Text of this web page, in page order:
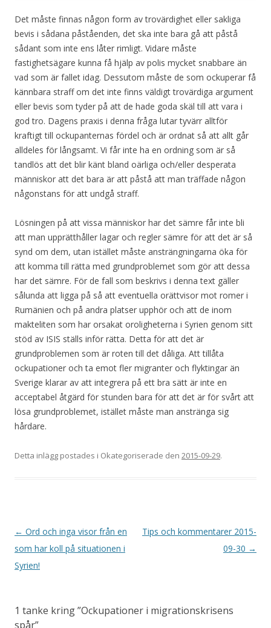
Det måste finnas någon form av trovärdighet eller sakliga
bevis i sådana påståenden, det ska inte bara gå att påstå
sådant som inte ens låter rimligt. Vidare måste
fastighetsägare kunna få hjälp av polis mycket snabbare än
vad som är fallet idag. Dessutom måste de som ockuperar få
kännbara straff om det inte finns väldigt trovärdiga argument
eller bevis som tyder på att de hade goda skäl till att vara i
god tro. Dagens praxis i denna fråga lutar tyvärr alltför
kraftigt till ockupanternas fördel och är ordnat så att allt går
alldeles för långsamt. Vi får inte ha en ordning som är så
tandlös att det blir känt bland oärliga och/eller desperata
människor att det bara är att påstå att man träffade någon
någonstans för att undgå straff.
Lösningen på att vissa människor har det sämre får inte bli
att man upprätthåller lagar och regler sämre för att det är så
synd om dem, utan istället måste ansträngningarna öka för
att komma till rätta med grundproblemet som gör att dessa
har det sämre. För de fall som beskrivs i denna text gäller
sålunda att ligga på så att eventuella orättvisor mot romer i
Rumänien och på andra platser upphör och att de inom
makteliten som har orsakat oroligheterna i Syrien genom sitt
stöd av ISIS ställs inför rätta. Detta för att det är
grundproblemen som är roten till det dåliga. Att tillåta
ockupationer och ta emot fler migranter och flyktingar än
Sverige klarar av att integrera på ett bra sätt är inte en
acceptabel åtgärd för stunden bara för att det är för svårt att
lösa grundproblemet, istället måste man anstränga sig
hårdare.
Detta inlägg postades i Okategoriserade den 2015-09-29.
Inläggsnavigering
← Ord och inga visor från en
som har koll på situationen i
Syrien!
Tips och kommentarer 2015-
09-30 →
1 tanke kring ”Ockupationer i migrationskrisens
spår”